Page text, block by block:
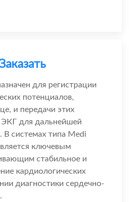
для регистрации
потенциалов,
и передачи этих
ЭКГ для дальнейшей
В системах типа Medi
ключевым
стабильное и
кардиологических
диагностики сердечно-